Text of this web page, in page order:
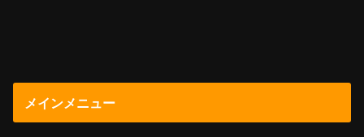
メインメニュー